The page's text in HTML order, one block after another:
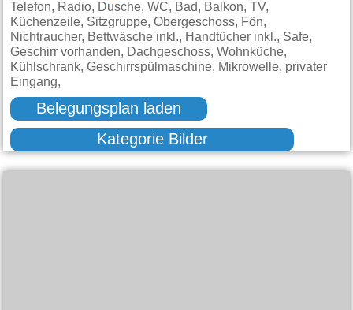
Telefon, Radio, Dusche, WC, Bad, Balkon, TV,
Küchenzeile, Sitzgruppe, Obergeschoss, Fön,
Nichtraucher, Bettwäsche inkl., Handtücher inkl., Safe,
Geschirr vorhanden, Dachgeschoss, Wohnküche,
Kühlschrank, Geschirrspülmaschine, Mikrowelle, privater
Eingang,
Belegungsplan laden
Kategorie Bilder